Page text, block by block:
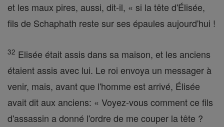
et les maux pires, aussi, dit-il, « si la tête d'Élisée,
fils de Schaphath reste sur ses épaules aujourd'hui !
32 Elisée était assis dans sa maison, et les anciens
étaient assis avec lui. Le roi envoya un messager à
venir, mais, avant que l'homme est arrivé, Élisée
avait dit aux anciens: « Voyez-vous comment ce fils
d'assassin a donné l'ordre de me couper la tête ?